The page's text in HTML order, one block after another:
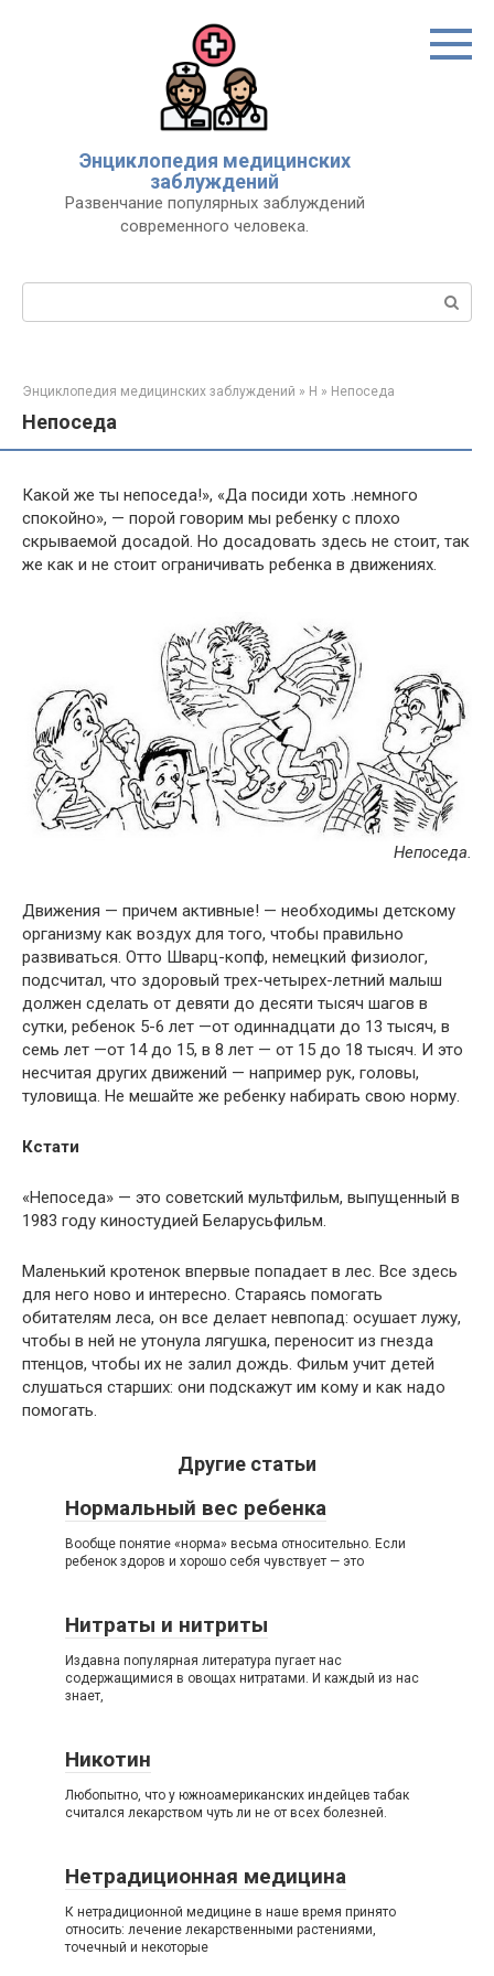
Энциклопедия медицинских
заблуждений
Развенчание популярных заблуждений
современного человека.
Поиск:
Энциклопедия медицинских заблуждений » Н » Непоседа
Непоседа
Какой же ты непоседа!», «Да посиди хоть .немного
спокойно», — порой говорим мы ребенку с плохо
скрываемой досадой. Но досадовать здесь не стоит, так
же как и не стоит ограничивать ребенка в движениях.
Непоседа.
Движения — причем активные! — необходимы детскому
организму как воздух для того, чтобы правильно
развиваться. Отто Шварц-копф, немецкий физиолог,
подсчитал, что здоровый трех-четырех-летний малыш
должен сделать от девяти до десяти тысяч шагов в
сутки, ребенок 5-6 лет —от одиннадцати до 13 тысяч, в
семь лет —от 14 до 15, в 8 лет — от 15 до 18 тысяч. И это
несчитая других движений — например рук, головы,
туловища. Не мешайте же ребенку набирать свою норму.
Кстати
«Непоседа» — это советский мультфильм, выпущенный в
1983 году киностудией Беларусьфильм.
Маленький кротенок впервые попадает в лес. Все здесь
для него ново и интересно. Стараясь помогать
обитателям леса, он все делает невпопад: осушает лужу,
чтобы в ней не утонула лягушка, переносит из гнезда
птенцов, чтобы их не залил дождь. Фильм учит детей
слушаться старших: они подскажут им кому и как надо
помогать.
Другие статьи
Нормальный вес ребенка
Вообще понятие «норма» весьма относительно. Если
ребенок здоров и хорошо себя чувствует — это
Нитраты и нитриты
Издавна популярная литература пугает нас
содержащимися в овощах нитратами. И каждый из нас
знает,
Никотин
Любопытно, что у южноамериканских индейцев табак
считался лекарством чуть ли не от всех болезней.
Нетрадиционная медицина
К нетрадиционной медицине в наше время принято
относить: лечение лекарственными растениями,
точечный и некоторые